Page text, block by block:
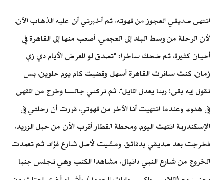
انتهى صديقي العجوز من قهوته، ثم أخبرني أن عليه الذهاب الآن،
لأن الرحلة من وسط البلد إلى العجمي، أصعب منها إلى القاهرة في
أحيان كثيرة، ثم ضحك ساخرا: "تصدق لو المعرض الأيام دي زي
زمان، كنت سافرت القاهرة أسهل، وقضيت كام يوم حلوين، بس
تقول إيه بقى! ربنا يعدل المايل"، ثم تركني جالسا وخرج من المقهى
في هدوء، وعندما انتهيت أنا الآخر من قهوتي، قررت أن رحلتي في
الإسكندرية انتهت اليوم، ومحطة القطار أقرب الآن من حبل الوريد،
فخرجت بعد صديقي بدقائق، ومشيت لأصل شارع فؤاد، ثم تعمدت
الخروج من شارع النبي دانيال، مشاهدا الكتب وهي تجلس جنبا